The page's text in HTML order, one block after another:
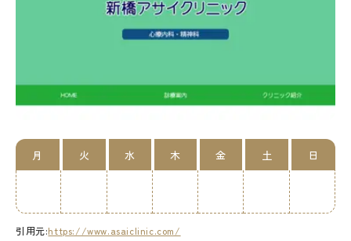
月 火 水 木 金 土 日
引用元:https://www.asaiclinic.com/